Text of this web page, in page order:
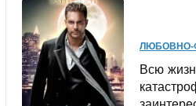
ЛЮБОВНО-
Всю